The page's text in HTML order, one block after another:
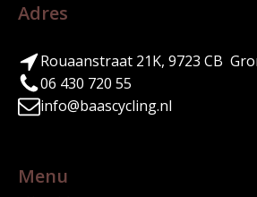
Adres
Rouaanstraat 21K, 9723 CB
06 430 720 55
info@baascycling.nl
Menu